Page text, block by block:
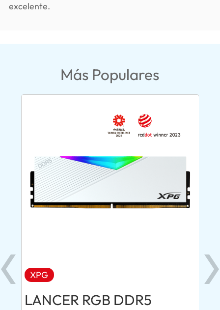
excelente.
Más Populares
XPG
LANCER RGB DDR5